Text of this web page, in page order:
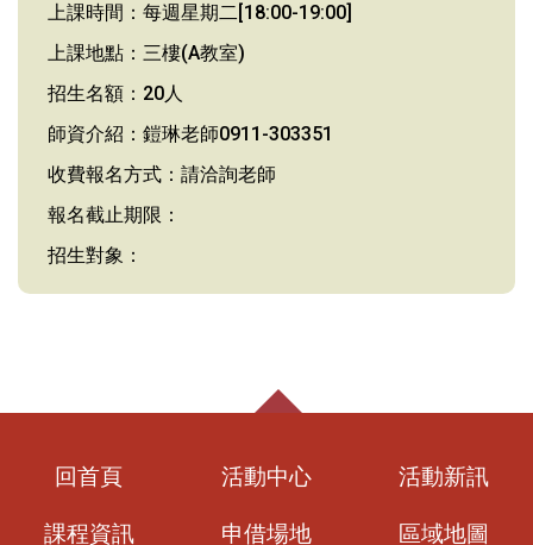
上課時間：每週星期二[18:00-19:00]
上課地點：三樓(A教室)
招生名額：20人
師資介紹：鎧琳老師0911-303351
收費報名方式：請洽詢老師
報名截止期限：
招生對象：
回首頁 活動中心 活動新訊
課程資訊 申借場地 區域地圖